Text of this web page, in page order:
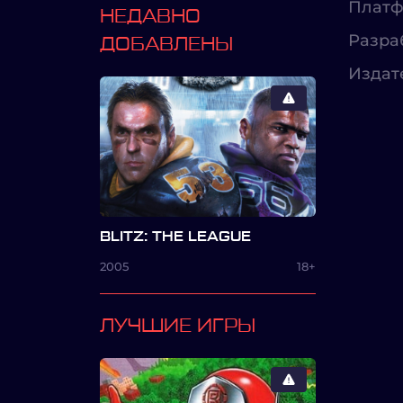
НЕДАВНО
ДОБАВЛЕНЫ
BLITZ: THE LEAGUE
2005 18+
ЛУЧШИЕ ИГРЫ